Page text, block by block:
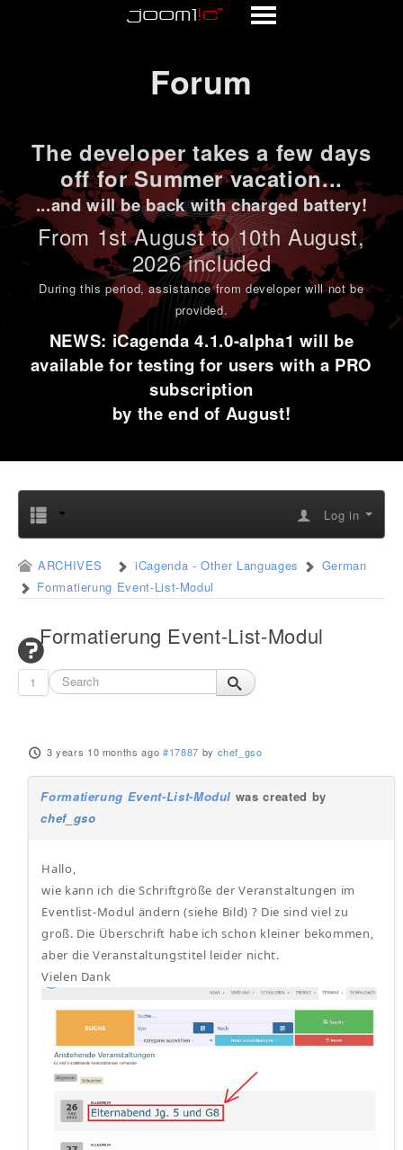
Forum
The developer takes a few days
off for Summer vacation...
...and will be back with charged battery!
From 1stAugust to 10th August,
2026 included
During this period,assistance from developer will not be
provided.
NEWS: iCagenda 4.1.0-alpha1 will be
available for testing for users with a PRO
subscription
by the end of August!
Log in
ARCHIVES iCagenda - Other Languages
German
Formatierung Event-List-Modul
Formatierung Event-List-Modul
1
3 years 10 months ago #17887 by chef_gso
Formatierung Event-List-Modul was created by
chef_gso
Hallo,
wie kann ich die Schriftgröße der Veranstaltungen im
Eventlist-Modul ändern (siehe Bild) ? Die sind viel zu
groß. Die Überschrift habe ich schon kleiner bekommen,
aber die Veranstaltungstitel leider nicht.
Vielen Dank